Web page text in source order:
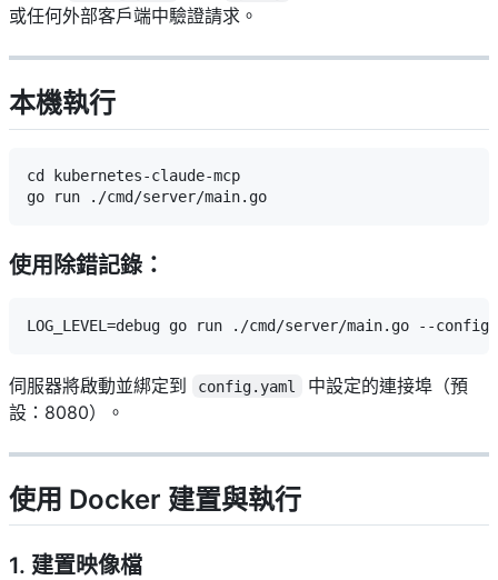
或任何外部客戶端中驗證請求。
本機執行
cd kubernetes-claude-mcp
使用除錯記錄：
伺服器將啟動並綁定到 config.yaml
中設定的連接埠（預
設：8080）。
使用 Docker 建置與執行
1. 建置映像檔